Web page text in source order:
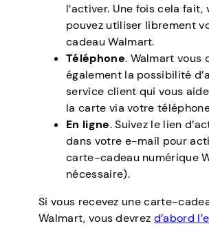
l’activer. Une fois cela fait,
pouvez utiliser librement
cadeau Walmart.
Téléphone. Walmart vous
également la possibilité
service client qui vous
la carte via votre
En ligne. Suivez le lien
dans votre e-mail pour
carte-cadeau numérique
nécessaire).
Si vous recevez une carte-
Walmart, vous devrez d’abord